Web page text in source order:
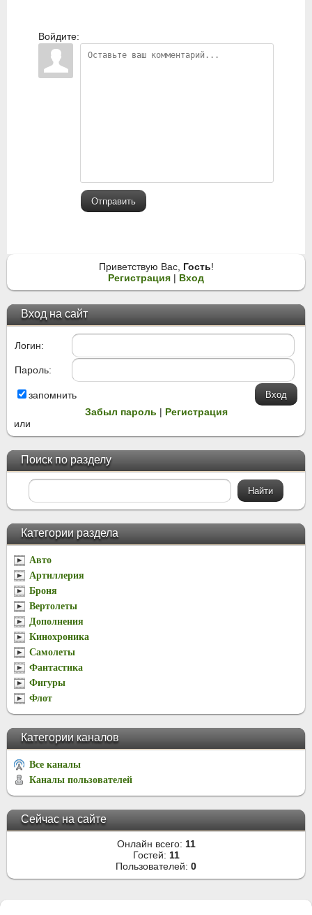
Войдите:
Отправить
Приветствую Вас, Гость!
Регистрация | Вход
Вход на сайт
Логин:
Пароль:
запомнить
Забыл пароль | Регистрация
или
Поиск по разделу
Категории раздела
Авто
Артиллерия
Броня
Вертолеты
Дополнения
Кинохроника
Самолеты
Фантастика
Фигуры
Флот
Категории каналов
Все каналы
Каналы пользователей
Сейчас на сайте
Онлайн всего: 11
Гостей: 11
Пользователей: 0